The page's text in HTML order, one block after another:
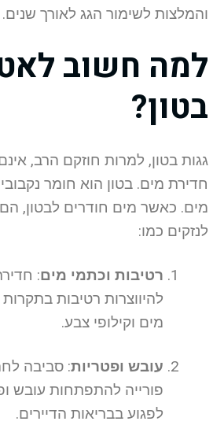
והמלצות לשימור הגג לאורך שנים.
למה חשוב
בטון?
גגות בטון, למרות חוזקם הרב,
חדירת מים. בטון הוא חומר
מים. כאשר מים חודרים לבטון, הם
לנזקים כמו:
רטיבות וכתמי מים:
להיווצרות רטיבות
מים וקילופי צבע.
עובש ופטריות: סביבה
פורייה להתפתחות עובש
לפגוע בבריאות הדיירים.